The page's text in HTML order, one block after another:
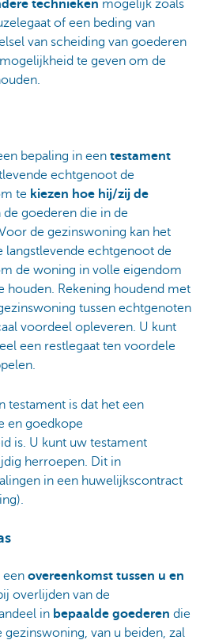
technieken mogelijk zoals
of een beding van
van scheiding van goederen
te geven om de
bepaling in een testament
echtgenoot de
te kiezen hoe hij/zij de
de goederen die in de
de gezinswoning kan het
langstlevende echtgenoot de
de woning in volle eigendom
houden. Rekening houdend met
tussen echtgenoten
voordeel opleveren. U kunt
een restlegaat ten voordele
testament is dat het een
en goedkope
is. U kunt uw testament
herroepen. Dit in
in een huwelijkscontract
een overeenkomst tussen u en
overlijden van de
in bepaalde goederen die
gezinswoning, van u beiden, zal